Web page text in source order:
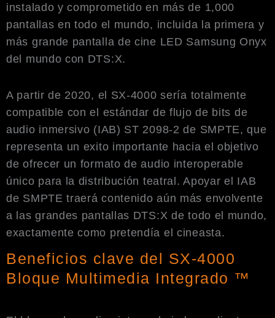
instalado y comprometido en más de 1,000
pantallas en todo el mundo, incluida la primera y
más grande pantalla de cine LED Samsung Onyx
del mundo con DTS:X.
A partir de 2020, el SX-4000 sería totalmente
compatible con el estándar de flujo de bits de
audio inmersivo (IAB) ST 2098-2 de SMPTE, que
representa un exito importante hacia el objetivo
de ofrecer un formato de audio interoperable
único para la distribución teatral. Apoyar el IAB
de SMPTE traerá contenido aún más envolvente
a las grandes pantallas DTS:X de todo el mundo,
exactamente como pretendía el cineasta.
Beneficios clave del SX-4000
Bloque Multimedia Integrado ™